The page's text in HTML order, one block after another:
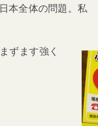
本全体の問題。私
ずます強く